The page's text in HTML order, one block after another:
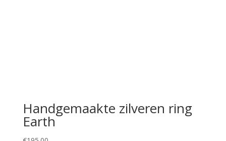
Handgemaakte zilveren ring
Earth